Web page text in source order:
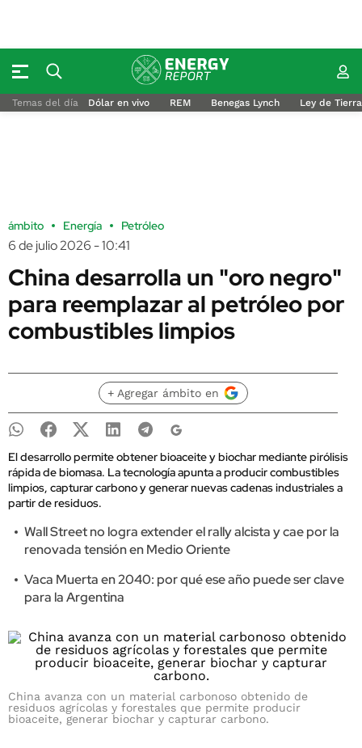
Temas del día Dólar en vivo REM Benegas Lynch Ley de
ámbito Energía Petróleo
6 de julio 2026 - 10:41
China desarrolla un "oro negro"
para reemplazar al petróleo por
combustibles limpios
+ Agregar ámbito en
El desarrollo permite obtener bioaceite y biochar mediante pirólisis
rápida de biomasa. La tecnología apunta a producir combustibles
limpios, capturar carbono y generar nuevas cadenas industriales a
partir de residuos.
Wall Street no logra extender el rally alcista y cae por la
renovada tensión en Medio Oriente
Vaca Muerta en 2040: por qué ese año puede ser clave
para la Argentina
China avanza con un material carbonoso obtenido de
residuos agrícolas y forestales que permite producir
bioaceite, generar biochar y capturar carbono.